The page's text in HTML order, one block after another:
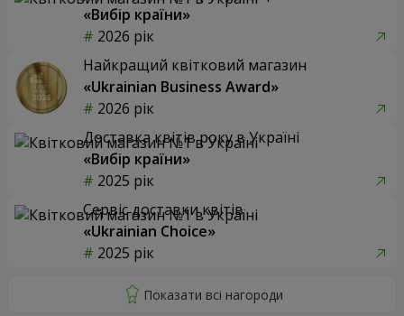
«Вибір країни»
2026 рік
Найкращий квітковий магазин
«Ukrainian Business Award»
2026 рік
Доставка квітів року в Україні
«Вибір країни»
2025 рік
Сервіс доставки квітів
«Ukrainian Choice»
2025 рік